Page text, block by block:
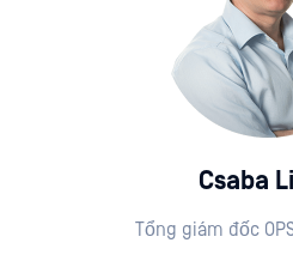
Csaba
Tổng giám đốc